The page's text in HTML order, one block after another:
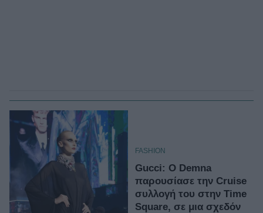
FASHION
Gucci: Ο Demna
παρουσίασε την Cruise
συλλογή του στην Time
Square, σε μια σχεδόν